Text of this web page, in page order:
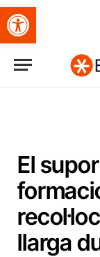
Obre la barra d'eines
El
llarga